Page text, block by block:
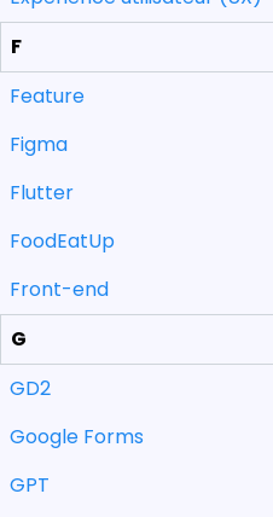
F
Feature
Figma
Flutter
FoodEatUp
Front-end
G
GD2
Google Forms
GPT